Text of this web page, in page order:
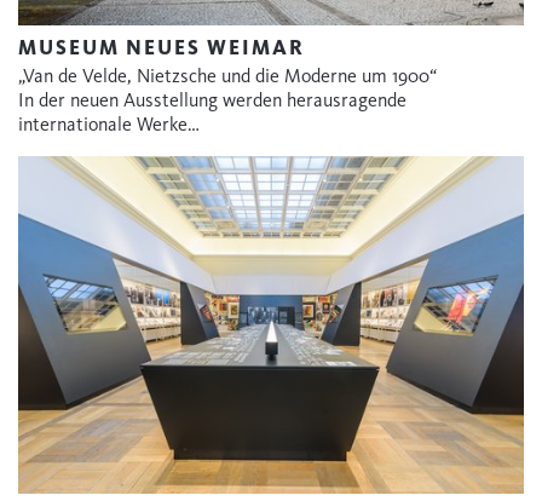
MUSEUM NEUES WEIMAR
„Van de Velde, Nietzsche und die Moderne um 1900“
In der neuen Ausstellung werden herausragende
internationale Werke…